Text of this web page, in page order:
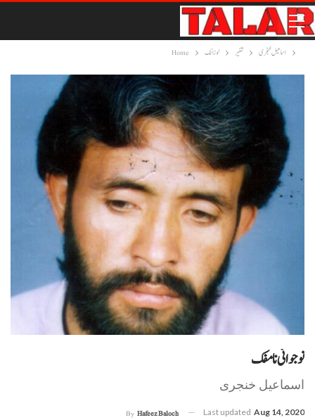
Home لوزانک شئیر اسماعیل خنجری
نوجوانی نا مفک
اسماعیل خنجری
By Hafeez Baloch Last updated Aug 14, 2020